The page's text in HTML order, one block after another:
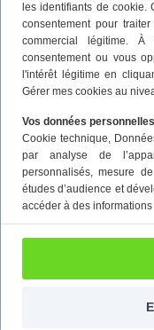
les identifiants de cookie.
consentement pour
commercial légitime.
consentement ou vous
l'intérêt légitime en
Gérer mes cookies au
Vos données
Cookie technique,
par analyse de
personnalisés, mesure
études d’audience et
accéder à des informations